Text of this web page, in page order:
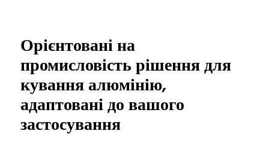
Орієнтовані на
промисловість рішення для
кування алюмінію,
адаптовані до вашого
застосування